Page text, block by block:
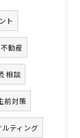
ト
動産
相談
前対策
ティング